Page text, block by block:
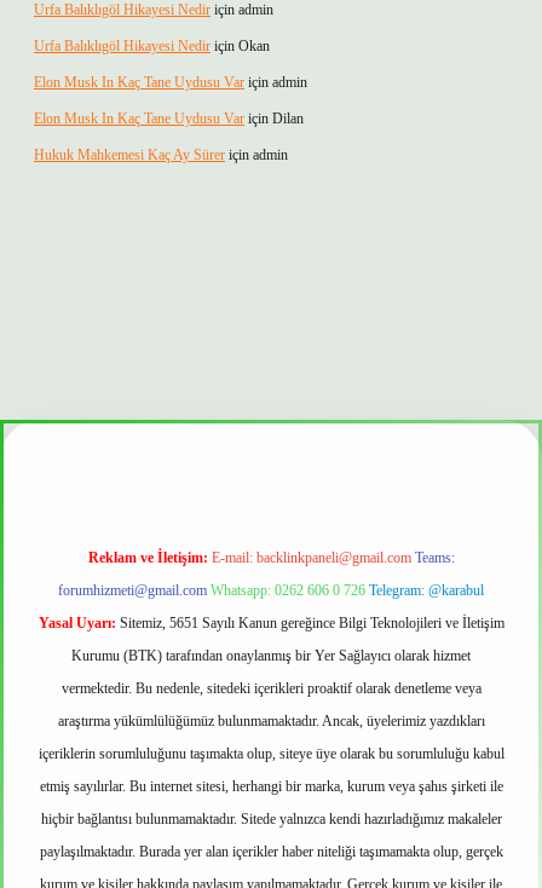
Urfa Balıklıgöl Hikayesi Nedir için admin
Urfa Balıklıgöl Hikayesi Nedir için Okan
Elon Musk In Kaç Tane Uydusu Var için admin
Elon Musk In Kaç Tane Uydusu Var için Dilan
Hukuk Mahkemesi Kaç Ay Sürer için admin
güvenilir mi
Reklam ve İletişim: E-mail: backlinkpaneli@gmail.com Teams:
forumhizmeti@gmail.com Whatsapp: 0262 606 0 726 Telegram: @karabul
Yasal Uyarı: Sitemiz, 5651 Sayılı Kanun gereğince Bilgi Teknolojileri ve İletişim
Kurumu (BTK) tarafından onaylanmış bir Yer Sağlayıcı olarak hizmet
vermektedir. Bu nedenle, sitedeki içerikleri proaktif olarak denetleme veya
araştırma yükümlülüğümüz bulunmamaktadır. Ancak, üyelerimiz yazdıkları
içeriklerin sorumluluğunu taşımakta olup, siteye üye olarak bu sorumluluğu kabul
etmiş sayılırlar. Bu internet sitesi, herhangi bir marka, kurum veya şahıs şirketi ile
hiçbir bağlantısı bulunmamaktadır. Sitede yalnızca kendi hazırladığımız makaleler
paylaşılmaktadır. Burada yer alan içerikler haber niteliği taşımamakta olup, gerçek
kurum ve kişiler hakkında paylaşım yapılmamaktadır. Gerçek kurum ve kişiler ile